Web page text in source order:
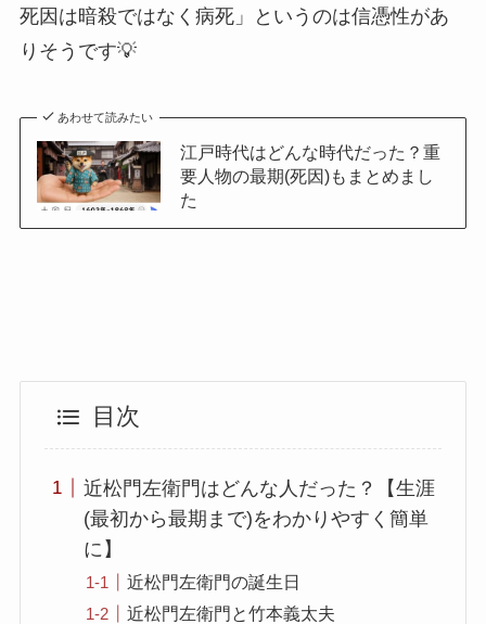
死因は暗殺ではなく病死」というのは信憑性があ
りそうです💡
あわせて読みたい
江戸時代はどんな時代だった？重
要人物の最期(死因)もまとめまし
た
目次
近松門左衛門はどんな人だった？【生涯
(最初から最期まで)をわかりやすく簡単
に】
近松門左衛門の誕生日
近松門左衛門と竹本義太夫